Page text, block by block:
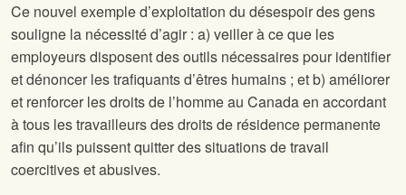
Ce nouvel exemple d’exploitation du désespoir des gens
souligne la nécessité d’agir : a) veiller à ce que les
employeurs disposent des outils nécessaires pour identifier
et dénoncer les trafiquants d’êtres humains ; et b) améliorer
et renforcer les droits de l’homme au Canada en accordant
à tous les travailleurs des droits de résidence permanente
afin qu’ils puissent quitter des situations de travail
coercitives et abusives.